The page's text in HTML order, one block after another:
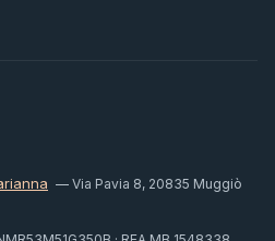
— Via Pavia 8, 20835 Muggiò